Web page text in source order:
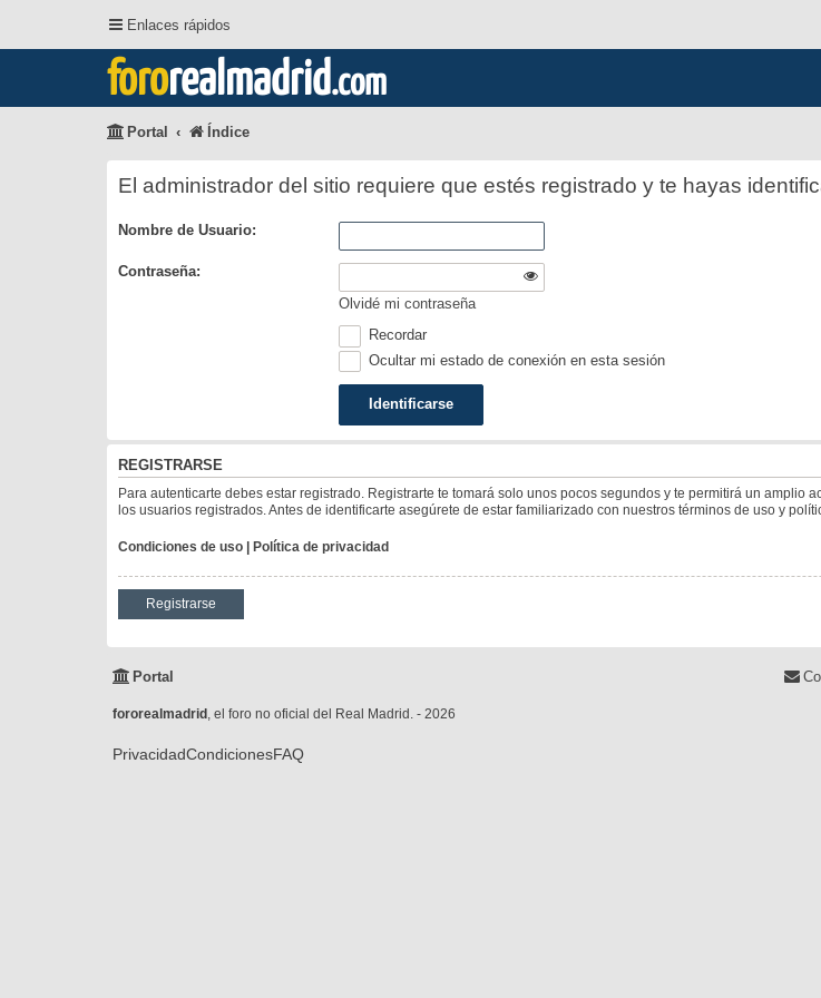
Enlaces rápidos
fororealmadrid.com
Portal Índice
El administrador del sitio requiere que estés registrado y te hayas
Nombre de Usuario:
Contraseña:
Olvidé mi contraseña
Recordar
Ocultar mi estado de conexión en esta sesión
REGISTRARSE
Para autenticarte debes estar registrado. Registrarte te tomará solo unos pocos segundos y te permitirá un
los usuarios registrados. Antes de identificarte asegúrete de estar familiarizado con nuestros términos de uso y
Condiciones de uso | Política de privacidad
Registrarse
Portal
fororealmadrid , el foro no oficial del Real Madrid. - 2026
PrivacidadCondicionesFAQ